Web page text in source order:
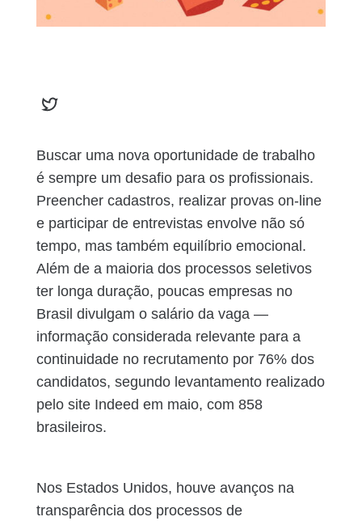
Buscar uma nova oportunidade de trabalho
é sempre um desafio para os profissionais.
Preencher cadastros, realizar provas on-line
e participar de entrevistas envolve não só
tempo, mas também equilíbrio emocional.
Além de a maioria dos processos seletivos
ter longa duração, poucas empresas no
Brasil divulgam o salário da vaga —
informação considerada relevante para a
continuidade no recrutamento por 76% dos
candidatos, segundo levantamento realizado
pelo site Indeed em maio, com 858
brasileiros.
Nos Estados Unidos, houve avanços na
transparência dos processos de